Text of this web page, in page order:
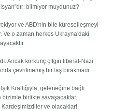
bilmiyor muydunuz?
ve ABD'nin bile küreselleşmeyi
o zaman herkes Ukrayna'daki
Ancak korkunç çılgın liberal-Nazi
çevrilmemiş bir taş bırakmadı.
Krallığıyla, geleneğine bağlı
bizimle birlikte savaşacaklar.
Kardeşimizdiler ve olacaklar!